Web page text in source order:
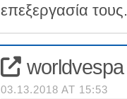
επεξεργασία τους.
worldvespa
03.13.2018 AT 15:53